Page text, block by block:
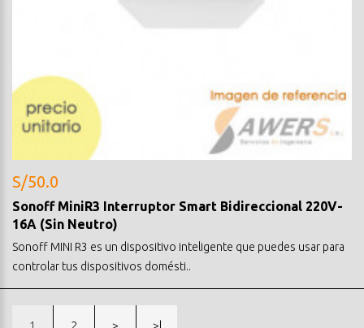
S/50.0
Sonoff MiniR3 Interruptor Smart Bidireccional 220V-
16A (Sin Neutro)
Sonoff MINI R3 es un dispositivo inteligente que puedes usar para
controlar tus dispositivos domésti..
1 2 > >|